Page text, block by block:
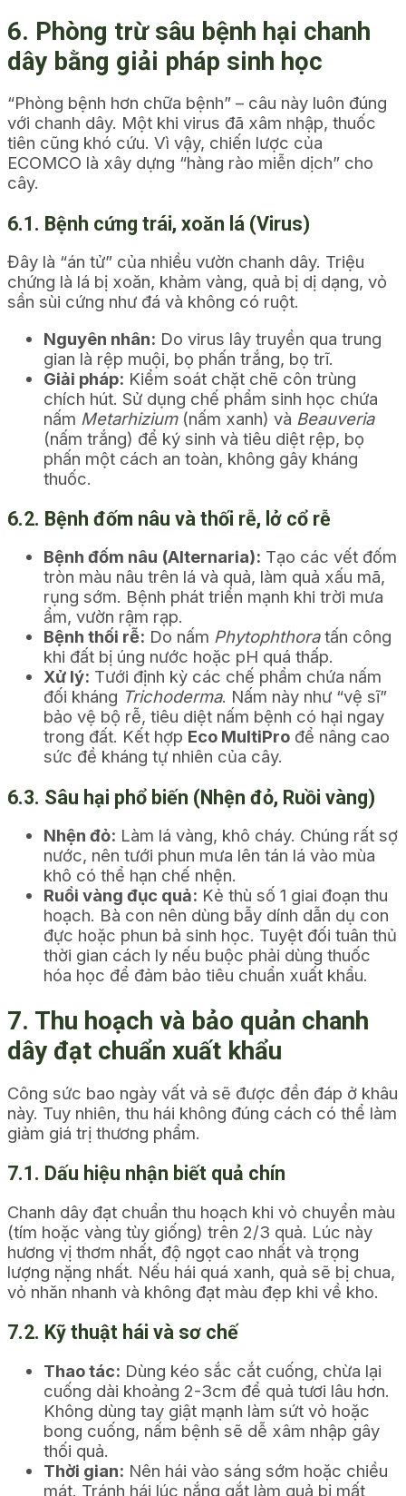
6. Phòng trừ sâu bệnh hại chanh
dây bằng giải pháp sinh học
“Phòng bệnh hơn chữa bệnh” – câu này luôn đúng
với chanh dây. Một khi virus đã xâm nhập, thuốc
tiên cũng khó cứu. Vì vậy, chiến lược của
ECOMCO là xây dựng “hàng rào miễn dịch” cho
cây.
6.1. Bệnh cứng trái, xoăn lá (Virus)
Đây là “án tử” của nhiều vườn chanh dây. Triệu
chứng là lá bị xoăn, khảm vàng, quả bị dị dạng, vỏ
sần sùi cứng như đá và không có ruột.
Nguyên nhân: Do virus lây truyền qua trung
gian là rệp muội, bọ phấn trắng, bọ trĩ.
Giải pháp: Kiểm soát chặt chẽ côn trùng
chích hút. Sử dụng chế phẩm sinh học chứa
nấm Metarhizium(nấm xanh) và Beauveria
(nấm trắng) để ký sinh và tiêu diệt rệp, bọ
phấn một cách an toàn, không gây kháng
thuốc.
6.2. Bệnh đốm nâu và thối rễ, lở cổ rễ
Bệnh đốm nâu (Alternaria): Tạo các vết đốm
tròn màu nâu trên lá và quả, làm quả xấu mã,
rụng sớm. Bệnh phát triển mạnh khi trời mưa
ẩm, vườn rậm rạp.
Bệnh thối rễ: Do nấm Phytophthoratấn công
khi đất bị úng nước hoặc pH quá thấp.
Xử lý: Tưới định kỳ các chế phẩm chứa nấm
đối kháng Trichoderma. Nấm này như “vệ sĩ”
bảo vệ bộ rễ, tiêu diệt nấm bệnh có hại ngay
trong đất. Kết hợp Eco MultiPro để nâng cao
sức đề kháng tự nhiên của cây.
6.3. Sâu hại phổ biến (Nhện đỏ, Ruồi vàng)
Nhện đỏ: Làm lá vàng, khô cháy. Chúng rất sợ
nước, nên tưới phun mưa lên tán lá vào mùa
khô có thể hạn chế nhện.
Ruồi vàng đục quả: Kẻ thù số 1 giai đoạn thu
hoạch. Bà con nên dùng bẫy dính dẫn dụ con
đực hoặc phun bả sinh học. Tuyệt đối tuân thủ
thời gian cách ly nếu buộc phải dùng thuốc
hóa học để đảm bảo tiêu chuẩn xuất khẩu.
7. Thu hoạch và bảo quản chanh
dây đạt chuẩn xuất khẩu
Công sức bao ngày vất vả sẽ được đền đáp ở khâu
này. Tuy nhiên, thu hái không đúng cách có thể làm
giảm giá trị thương phẩm.
7.1. Dấu hiệu nhận biết quả chín
Chanh dây đạt chuẩn thu hoạch khi vỏ chuyển màu
(tím hoặc vàng tùy giống) trên 2/3 quả. Lúc này
hương vị thơm nhất, độ ngọt cao nhất và trọng
lượng nặng nhất. Nếu hái quá xanh, quả sẽ bị chua,
vỏ nhăn nhanh và không đạt màu đẹp khi về kho.
7.2. Kỹ thuật hái và sơ chế
Thao tác: Dùng kéo sắc cắt cuống, chừa lại
cuống dài khoảng 2-3cm để quả tươi lâu hơn.
Không dùng tay giật mạnh làm sứt vỏ hoặc
bong cuống, nấm bệnh sẽ dễ xâm nhập gây
thối quả.
Thời gian: Nên hái vào sáng sớm hoặc chiều
mát. Tránh hái lúc nắng gắt làm quả bị mất